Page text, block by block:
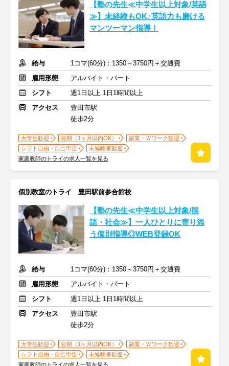
【塾の先生≪中学生以上対象/英語
≫】未経験もOK♪英語力も磨ける
マンツーマン指導！
給与
1コマ(60分)：1350～3750円＋交通費
雇用形態
アルバイト・パート
シフト
週1日以上 1日1時間以上
アクセス
豊田市駅
徒歩2分
大学生歓迎 短期（1ヶ月以内OK）
副業・Ｗワーク歓迎
シフト自由・自己申告
未経験者歓迎
家庭教師のトライの求人一覧を見る
個別教室のトライ 豊田駅前参合館校
【塾の先生≪中学生以上対象/国
語・社会≫】一人ひとりに寄り添
う個別指導◎WEB登録OK
給与
1コマ(60分)：1350～3750円＋交通費
雇用形態
アルバイト・パート
シフト
週1日以上 1日1時間以上
アクセス
豊田市駅
徒歩2分
大学生歓迎 短期（1ヶ月以内OK）
副業・Ｗワーク歓迎
シフト自由・自己申告
未経験者歓迎
家庭教師のトライの求人一覧を見る